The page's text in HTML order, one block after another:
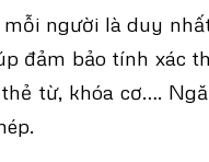
người là duy
đảm bảo tính xác
từ, khóa cơ….